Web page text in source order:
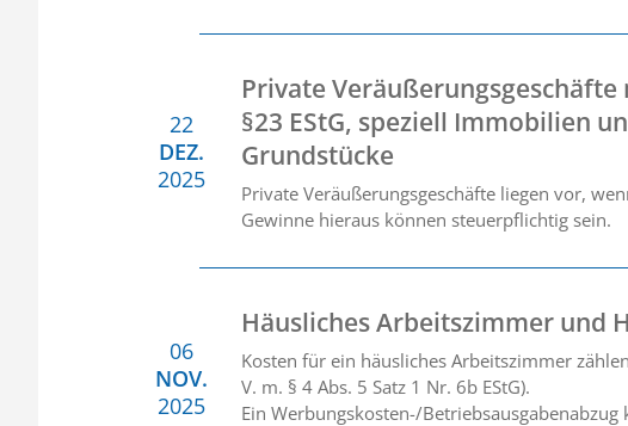
22
DEZ.
2025
Private Veräußerungsgeschäfte
§23 EStG, speziell Immobilien
Grundstücke
Private Veräußerungsgeschäfte liegen vor,
Gewinne hieraus können steuerpflichtig sein.
06
NOV.
2025
Häusliches Arbeitszimmer und
Kosten für ein häusliches Arbeitszimmer
V. m. § 4 Abs. 5 Satz 1 Nr. 6b EStG).
Ein Werbungskosten-/